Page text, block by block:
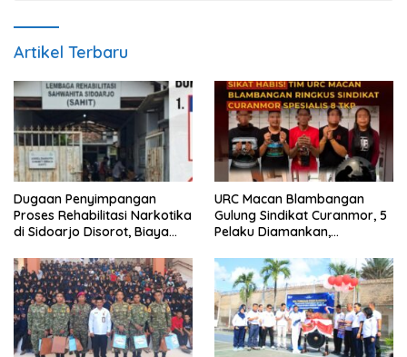
Artikel Terbaru
Dugaan Penyimpangan
Proses Rehabilitasi Narkotika
di Sidoarjo Disorot, Biaya
Rekening Pribadi
URC Macan Blambangan
Gulung Sindikat Curanmor, 5
Pelaku Diamankan,
Banyuwangi